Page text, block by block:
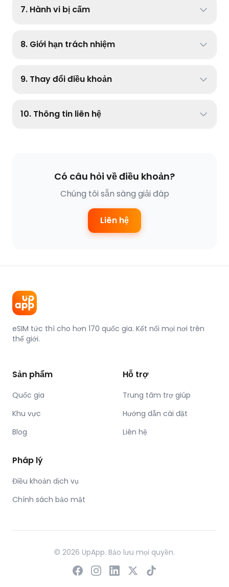
7. Hành vi bị cấm
8. Giới hạn trách nhiệm
9. Thay đổi điều khoản
10. Thông tin liên hệ
Có câu hỏi về điều khoản?
Chúng tôi sẵn sàng giải đáp
Liên hệ
eSIM tức thì cho hơn 170 quốc gia. Kết nối mọi nơi trên
thế giới.
Sản phẩm
Quốc gia
Khu vực
Blog
Hỗ trợ
Trung tâm trợ giúp
Hướng dẫn cài đặt
Liên hệ
Pháp lý
Điều khoản dịch vụ
Chính sách bảo mật
© 2026 UpApp. Bảo lưu mọi quyền.